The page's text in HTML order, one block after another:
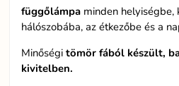
függőlámpa minden helyiségbe,
hálószobába, az étkezőbe és a
Minőségitömör fából készült,
kivitelben.